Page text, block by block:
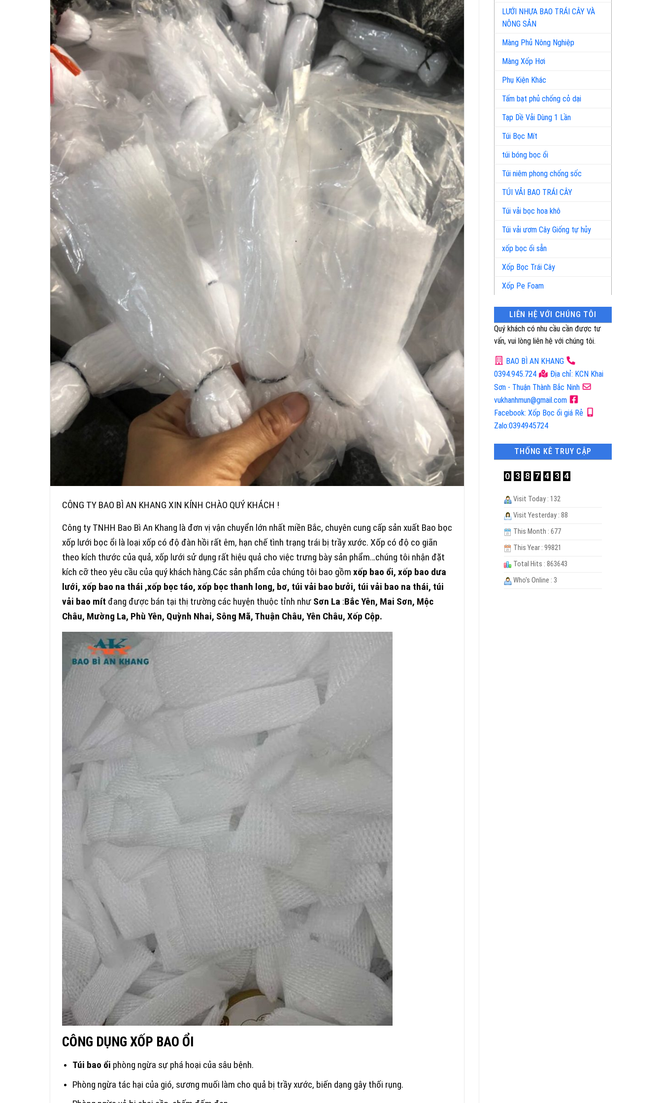
CÔNG TY BAO BÌ AN KHANG XIN KÍNH CHÀO QUÝ KHÁCH !
Công ty TNHH Bao Bì An Khang là đơn vị vận chuyển lớn nhất miền Bắc, chuyên cung cấp sản xuất Bao bọc
xốp lưới bọc ổi là loại xốp có độ đàn hồi rất êm, hạn chế tình trạng trái bị trầy xước. Xốp có độ co giãn
theo kích thước của quả, xốp lưới sử dụng rất hiệu quả cho việc trưng bày sản phẩm…chúng tôi nhận đặt
kích cỡ theo yêu cầu của quý khách hàng.Các sản phẩm của chúng tôi bao gồm xốp bao ổi, xốp bao dưa
lưới, xốp bao na thái ,xốp bọc táo, xốp bọc thanh long, bơ, túi vải bao bưởi, túi vải bao na thái, túi
vải bao mít đang được bán tại thị trường các huyện thuộc tỉnh như Sơn La :Bắc Yên, Mai Sơn, Mộc
Châu, Mường La, Phù Yên, Quỳnh Nhai, Sông Mã, Thuận Châu, Yên Châu, Xốp Cộp.
CÔNG DỤNG XỐP BAO ỔI
Túi bao ổi phòng ngừa sự phá hoại của sâu bệnh.
Phòng ngừa tác hại của gió, sương muối làm cho quả bị trầy xước, biến dạng gây thối rụng.
LƯỚI NHỰA BAO TRÁI CÂY VÀ
NÔNG SẢN
Màng Phủ Nông Nghiệp
Màng Xốp Hơi
Phụ Kiện Khác
Tấm bạt phủ chống cỏ dại
Tạp Dề Vải Dùng 1 Lần
Túi Bọc Mít
túi bóng bọc ổi
Túi niêm phong chống sốc
TÚI VẢI BAO TRÁI CÂY
Túi vải bọc hoa khô
Túi vải ươm Cây Giống tự hủy
xốp bọc ổi sẵn
Xốp Bọc Trái Cây
Xốp Pe Foam
LIÊN HỆ VỚI CHÚNG TÔI
Quý khách có nhu cầu cần được tư
vấn, vui lòng liên hệ với chúng tôi.
BAO BÌ AN KHANG
0394.945.724
Địa chỉ: KCN Khai
Sơn - Thuận Thành Bắc Ninh
vukhanhmun@gmail.com
Facebook: Xốp Bọc ổi giá Rẻ
Zalo:0394945724
THỐNG KÊ TRUY CẬP
Visit Today : 132
Visit Yesterday : 88
This Month : 677
This Year : 99821
Total Hits : 863643
Who's Online : 3